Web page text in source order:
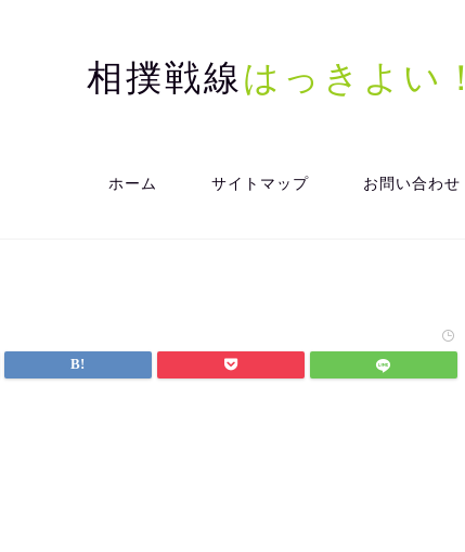
相撲戦線はっきよい！
ホーム サイトマップ お問い合わせ